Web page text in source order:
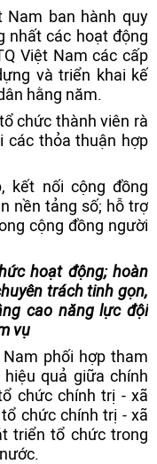
Nam ban hành quy
nhất các hoạt động
Việt Nam các cấp
và triển khai kế
hằng năm.
chức thành viên rà
các thỏa thuận hợp
kết nối cộng đồng
nền tảng số; hỗ trợ
cộng đồng người
hoạt động; hoàn
trách tinh gọn,
cao năng lực đội
vụ
phối hợp tham
quả giữa chính
chức chính trị - xã
chức chính trị - xã
triển tổ chức trong